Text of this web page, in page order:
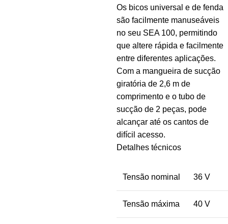
Os bicos universal e de fenda
são facilmente manuseáveis
no seu SEA 100, permitindo
que altere rápida e facilmente
entre diferentes aplicações.
Com a mangueira de sucção
giratória de 2,6 m de
comprimento e o tubo de
sucção de 2 peças, pode
alcançar até os cantos de
difícil acesso.
Detalhes técnicos
Tensão nominal 36 V
Tensão máxima 40 V